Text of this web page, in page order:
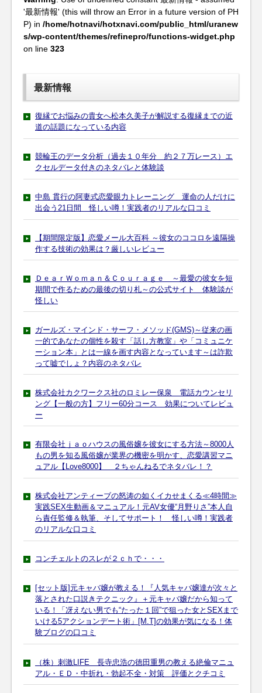
'最新情報' (this will throw an Error in a future version of PH
P) in /home/hotnavi/hotxnavi.com/public_html/uranew
s/wp-content/themes/refinepro/functions-widget.php
on line 323
最新情報
復縁でお悩みの貴女へ松本久美子が解説する復縁までの近
道の話題になっている内容
競輪王のデータ分析（過去１０年分 約２７万レース）エ
クセルデータ付きのネタバレと体験談
中島 貫行の阿妻式恋愛眼力トレーニング 運命の人だけに
出会う21日間 怪しい噂！実践者のリアルな口コミ
【期間限定版】恋愛メール大百科 ～彼女のココロを遠隔操
作する技術の効果は？厳しいレビュー
ＤｅａｒＷｏｍａｎ＆Ｃｏｕｒａｇｅ ～最愛の彼女を短
期間で作るための最後の切り札～の公式サイト 体験談が
怪しい
ガールズ・マインド・サーフ・メソッド(GMS)～従来の画
一的であなたの個性を殺す「話し方教室」や「コミュニケ
ーション本」とは一線を画す内容となっています～は詐欺
って嘘でしょ？内容のネタバレ
株式会社カクワークス社のロミレー保泉 電話カウンセリ
ング【一般の方】フリー60分コース 効果についてレビュ
ー
有限会社ｊａｏハウスの風俗嬢を彼女にする方法～8000人
もの男を知る風俗嬢が業界の機密を明かす、恋愛講習マニ
ュアル【Love8000】 ２ちゃんねるでネタバレ！？
株式会社アンティーブの怒涛の如くイカせまくる≪4時間≫
実践SEX生動画＆マニュアル！元AV女優“月野りさ”本人自
ら責任監修＆執筆、そしてサポート！ 怪しい噂！実践者
のリアルな口コミ
コンチェルトのスレが２ｃｈで・・・
[セット版]元キャバ嬢が教える！『人気キャバ嬢達が次々と
落とされた口説きテクニック』＋元キャバ嬢だから知って
いる！「冴えない男でも“たった１回”で狙った女とSEXまで
いける5アクションデート術」[M.T]の効果が気になる！体
験ブログの口コミ
（株）刺激LIFE 長寺忠浩の徳田重男の教える絶倫マニュ
アル・ＥＤ・中折れ・勃起不全・対策 評価とクチコミ